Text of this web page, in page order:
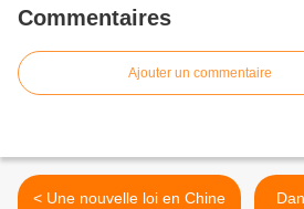
Commentaires
Ajouter un commentaire
< Une nouvelle loi en Chine